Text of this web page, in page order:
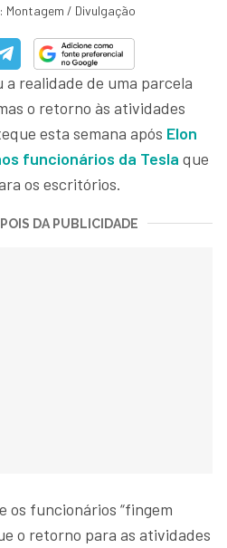
Montagem / Divulgação
a realidade de uma parcela
o retorno às atividades
esta semana após Elon
funcionários da Tesla que
os escritórios.
DA PUBLICIDADE
os funcionários “fingem
o retorno para as atividades